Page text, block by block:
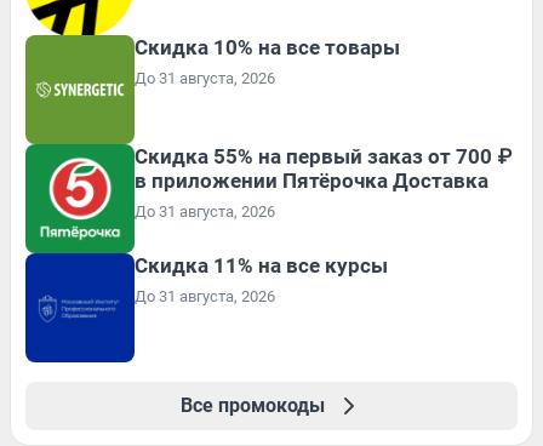
Скидка 10% на все товары
До 31 августа, 2026
Скидка 55% на первый заказ от 700 ₽
в приложении Пятёрочка Доставка
До 31 августа, 2026
Скидка 11% на все курсы
До 31 августа, 2026
Все промокоды